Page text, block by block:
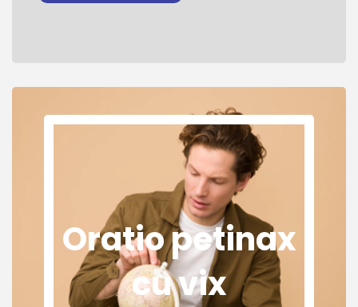
Oratio petinax
cu vix